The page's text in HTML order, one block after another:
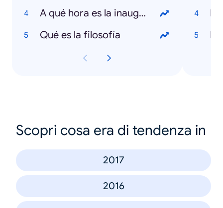
A qué hora es la inauguración del Mundial
Qué es la filosofía
Scopri cosa era di tendenza in
2017
2016